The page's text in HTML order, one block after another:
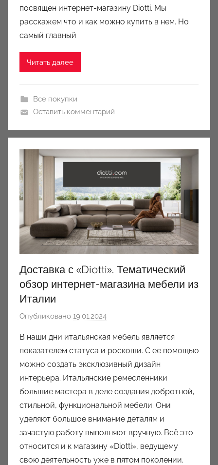
k
c
посвящен интернет-магазину Diotti. Мы
расскажем что и как можно купить в нем. Но
самый главный
Читать далее
Все покупки
Оставить комментарий
Доставка с «Diotti». Тематический
обзор интернет-магазина мебели из
Италии
Опубликовано 19.01.2024
т
о
р
о
м
a
u
k
c
В наши дни итальянская мебель является
показателем статуса и роскоши. С ее помощью
можно создать эксклюзивный дизайн
интерьера. Итальянские ремесленники
большие мастера в деле создания добротной,
стильной, функциональной мебели. Они
уделяют большое внимание деталям и
зачастую работу выполняют вручную. Всё это
относится и к магазину «Diotti», ведущему
свою деятельность уже в пятом поколении.